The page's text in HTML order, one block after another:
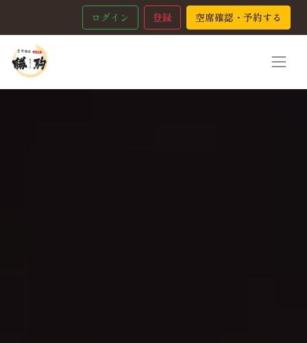
ログイン 登録 空席確認・予約する